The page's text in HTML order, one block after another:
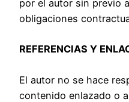
por el autor sin previo
obligaciones
REFERENCIAS Y
El autor no se hace
contenido enlazado o